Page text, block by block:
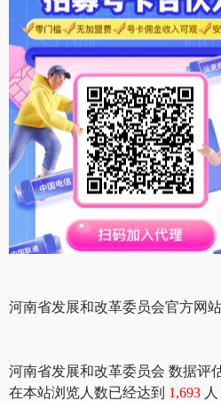
河南省发展和改革委员会官方网站
河南省发展和改革委员会 数据评
在本站浏览人数已经达到 1,693